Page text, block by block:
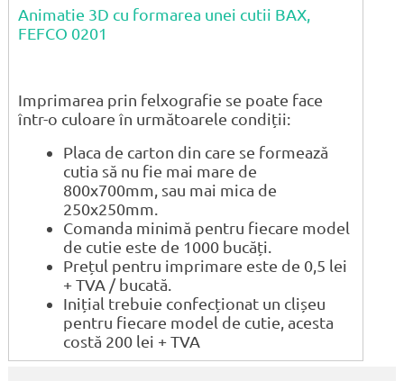
Animatie 3D cu formarea unei cutii BAX,
FEFCO 0201
Imprimarea prin felxografie se poate face
într-o culoare în următoarele condiții:
Placa de carton din care se formează
cutia să nu fie mai mare de
800x700mm, sau mai mica de
250x250mm.
Comanda minimă pentru fiecare model
de cutie este de 1000 bucăți.
Prețul pentru imprimare este de 0,5 lei
+ TVA / bucată.
Inițial trebuie confecționat un clișeu
pentru fiecare model de cutie, acesta
costă 200 lei + TVA